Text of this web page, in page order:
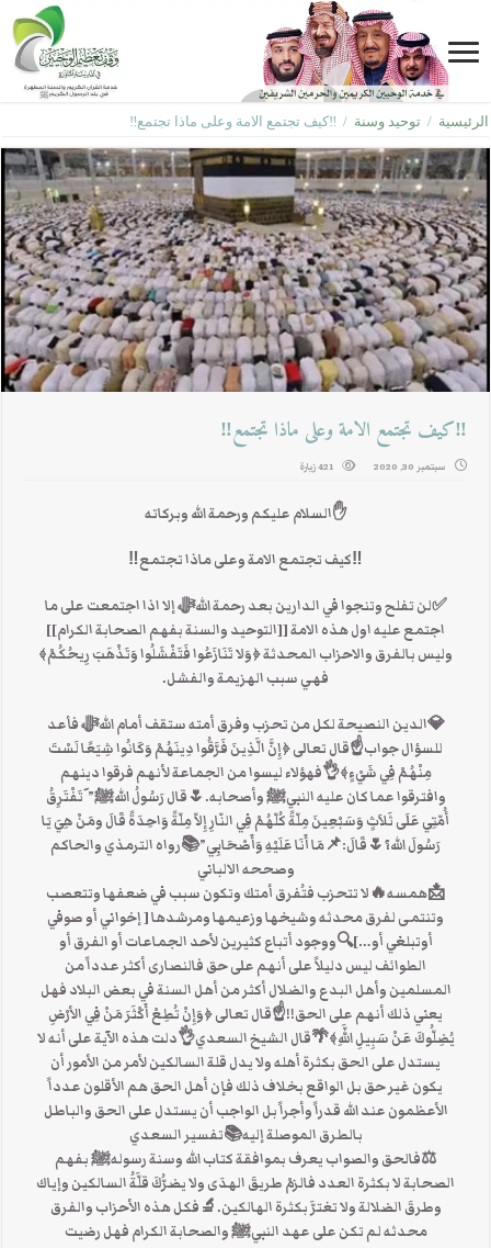
الرئيسية / توحيد وسنة / ‼كيف تجتمع الامة وعلى ماذا تجتمع‼
‼كيف تجتمع الامة وعلى ماذا تجتمع‼
سبتمبر 30, 2020 421 زيارة
✋السلام عليكم ورحمة الله وبركاته
‼كيف تجتمع الامة وعلى ماذا تجتمع‼
✅لن تفلح وتنجوا في الدارين بعد رحمة اللهﷻ إلا اذا اجتمعت على ما
اجتمع عليه اول هذه الامة [[التوحيد والسنة بفهم الصحابة الكرام]]
وليس بالفرق والاحزاب المحدثة ﴿وَلا تَنَازَعُوا فَتَفْشَلُوا وَتَذْهَبَ رِيحُكُمْ﴾
فهي سبب الهزيمة والفشل.
💎الدين النصيحة لكل من تحزب وفرق أمته ستقف أمام اللهﷻ فأعد
للسؤال جواب☝قال تعالى ﴿إِنَّ الَّذِينَ فَرَّقُوا دِينَهُمْ وَكَانُوا شِيَعًا لَسْتَ
مِنْهُمْ فِي شَيْءٍ﴾👌فهؤلاء ليسوا من الجماعة لأنهم فرقوا دينهم
وافترقوا عما كان عليه النبيﷺ وأصحابه.🌷قال رَسُولُ اللهﷺ” َتَفْتَرِقُ
أُمّتِي عَلَى ثَلاَثٍ وَسَبْعِينَ مِلّةً كُلّهُمْ فِي النّارِ إِلاّ مِلّةً وَاحِدَةً قَالَ ومَنْ هِيَ يَا
رَسُولَ الله؟🌷قَالَ:📌مَا أَنَا عَلَيْهِ وَأَصْحَابِي”📚رواه الترمذي والحاكم
وصححه الالباني
📩همسه🔥ﻻ تتحزب فتُفرق أمتك وتكون سبب في ضعفها وتتعصب
وتنتمى لفرق محدثه وشيخها وزعيمها ومرشدها [ إخواني أو صوفي
أوتبلغي أو…]🔍ووجود أتباع كثيرين لأحد الجماعات أو الفرق أو
الطوائف ليس دليلاً على أنهم على حق فالنصارى أكثر عدداً من
المسلمين وأهل البدع والضلال أكثر من أهل السنة في بعض البلاد فهل
يعني ذلك أنهم على الحق!!☝قال تعالى ﴿وَإِنْ تُطِعْ أَكْثَرَ مَنْ فِي الأرْضِ
يُضِلُّوكَ عَنْ سَبِيلِ اللَّهِ﴾🌴قال الشيخ السعدي👌دلت هذه الآية على أنه لا
يستدل على الحق بكثرة أهله ولا يدل قلة السالكين لأمر من الأمور أن
يكون غير حق بل الواقع بخلاف ذلك فإن أهل الحق هم الأقلون عدداً
الأعظمون عند الله قدراً وأجراً بل الواجب أن يستدل على الحق والباطل
بالطرق الموصلة إليه📚تفسير السعدي
⚖فالحق والصواب يعرف بموافقة كتاب الله وسنة رسولهﷺ بفهم
الصحابة لا بكثرة العدد فالزمْ طريقَ الهدَى ولا يضرُّكَ قلَّةُ السالكين وإياك
وطرقَ الضلالة ولا تغترَّ بكثرة الهالكين.🔬فكل هذه الأحزاب والفرق
محدثه لم تكن على عهد النبيﷺ والصحابة الكرام فهل رضيت